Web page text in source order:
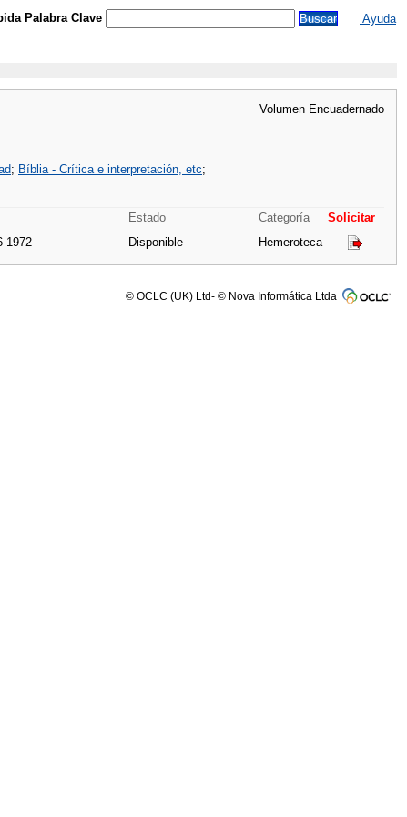
Palabra Clave Ayuda
Volumen Encuadernado
; Bíblia - Crítica e interpretación, etc;
Estado Categoría
Solicitar
1972 Disponible Hemeroteca
© OCLC (UK) Ltd- © Nova Informática Ltda